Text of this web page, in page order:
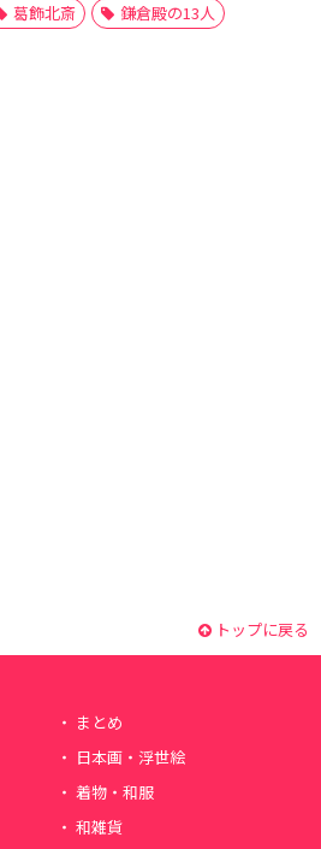
葛飾北斎 鎌倉殿の13人
トップに戻る
まとめ
日本画・浮世絵
着物・和服
和雑貨